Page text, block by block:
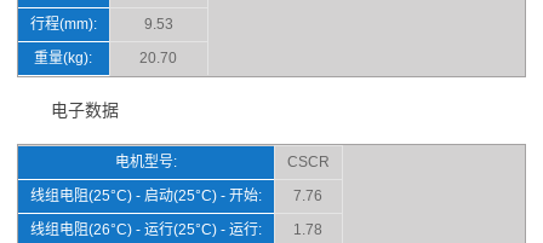
行程(mm):
9.53
重量(kg):
20.70
电子数据
电机型号:
CSCR
线组电阻(25°C) - 启动(25°C) - 开始:
7.76
线组电阻(26°C) - 运行(25°C) - 运行:
1.78